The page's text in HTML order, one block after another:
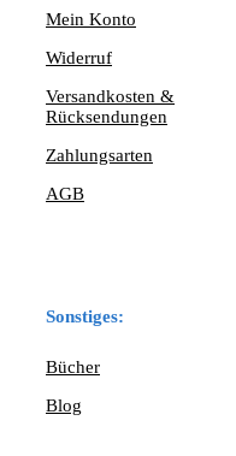
Mein Konto
Widerruf
Versandkosten &
Rücksendungen
Zahlungsarten
AGB
Sonstiges:
Bücher
Blog